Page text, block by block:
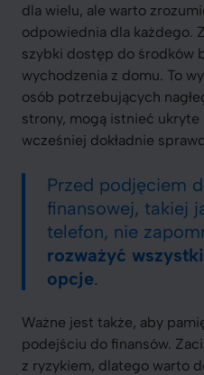
dla wielu, ale warto
odpowiednia dla każdego.
szybki dostęp do środków
wychodzenia z domu. To
osób potrzebujących
strony, mogą istnieć
wcześniej dokładnie
Przed podjęciem
finansowej, takiej
telefon, nie
rozważyć
opcje.
Ważne jest także, aby
podejściu do finansów.
z ryzykiem, dlatego warto